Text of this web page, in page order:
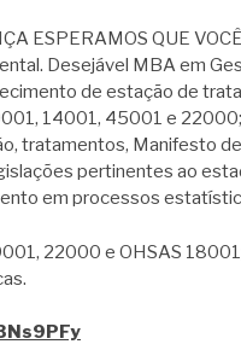
ESPERAMOS QUE
Desejável MBA em
de estação de
14001, 45001 e
tratamentos, Manifesto
pertinentes ao
em processos
22000 e OHSAS